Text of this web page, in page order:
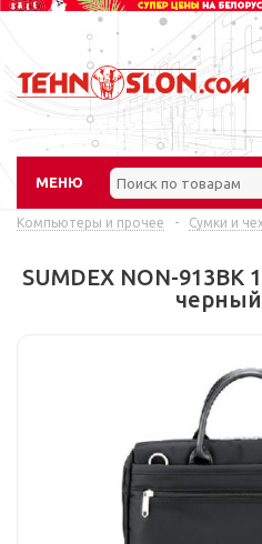
МЕНЮ
Компьютеры и прочее - Сумки и
SUMDEX NON-913BK
черный